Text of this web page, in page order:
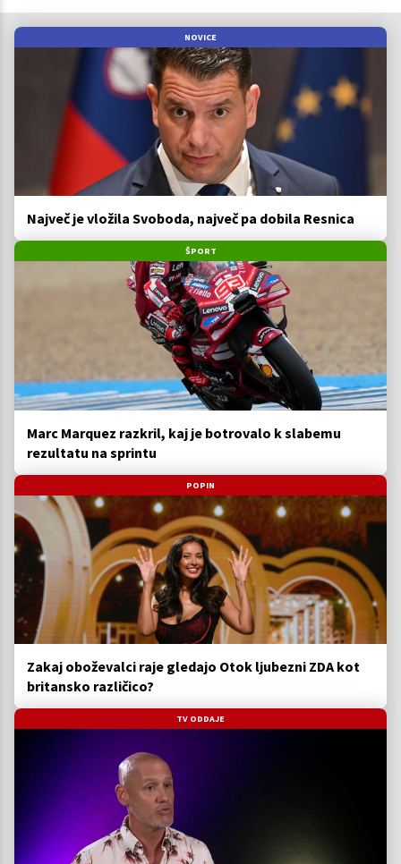
NOVICE
Največ je vložila Svoboda, največ pa dobila Resnica
ŠPORT
Marc Marquez razkril, kaj je botrovalo k slabemu
rezultatu na sprintu
POPIN
Zakaj oboževalci raje gledajo Otok ljubezni ZDA kot
britansko različico?
TV ODDAJE